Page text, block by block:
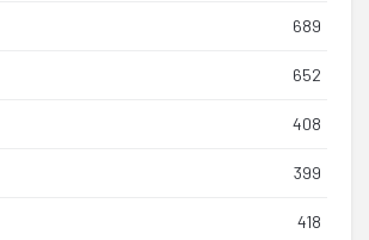
689
652
408
399
418